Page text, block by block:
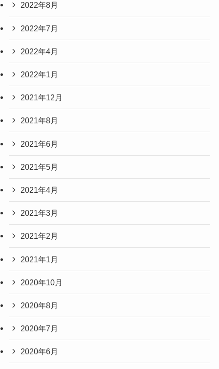
2022年8月
2022年7月
2022年4月
2022年1月
2021年12月
2021年8月
2021年6月
2021年5月
2021年4月
2021年3月
2021年2月
2021年1月
2020年10月
2020年8月
2020年7月
2020年6月